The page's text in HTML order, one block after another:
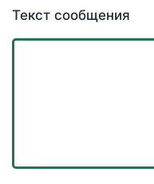
Текст сообщения